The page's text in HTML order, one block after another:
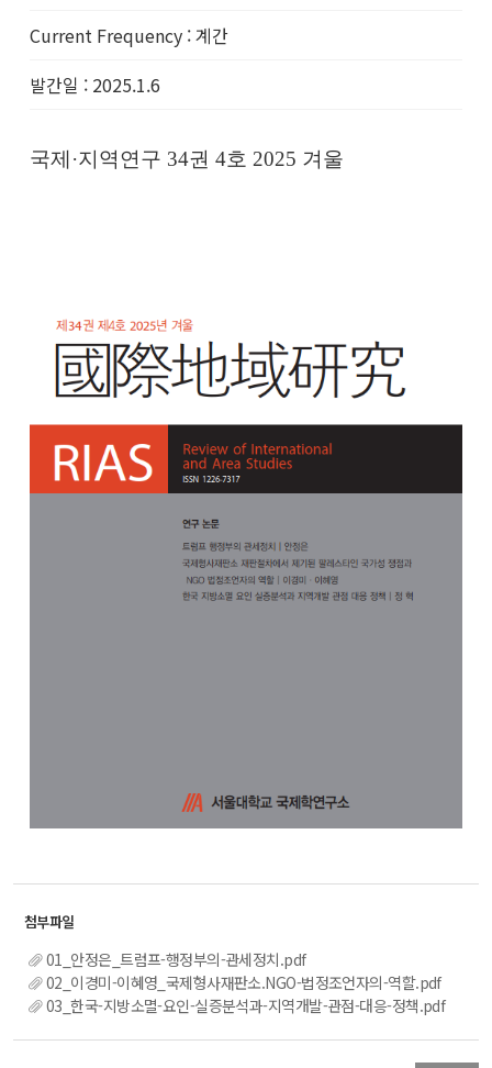
Current Frequency :계간
발간일 : 2025.1.6
국제·지역연구 34권 4호 2025 겨울
01_안정은_트럼프-행정부의-관세정치.pdf
02_이경미-이혜영_국제형사재판소.NGO-법정조언자의-역할.pdf
03_한국-지방소멸-요인-실증분석과-지역개발-관점-대응-정책.pdf